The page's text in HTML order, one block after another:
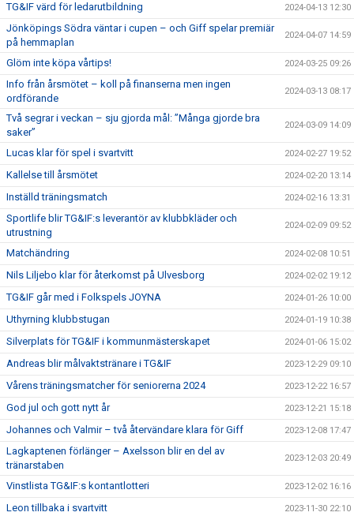
TG&IF värd för ledarutbildning 2024-04-13 12:30
Jönköpings Södra väntar i cupen – och Giff spelar premiär
på hemmaplan
2024-04-07 14:59
Glöm inte köpa vårtips! 2024-03-25 09:26
Info från årsmötet – koll på finanserna men ingen
ordförande
2024-03-13 08:17
Två segrar i veckan – sju gjorda mål: ”Många gjorde bra
saker”
2024-03-09 14:09
Lucas klar för spel i svartvitt 2024-02-27 19:52
Kallelse till årsmötet 2024-02-20 13:14
Inställd träningsmatch 2024-02-16 13:31
Sportlife blir TG&IF:s leverantör av klubbkläder och
utrustning
2024-02-09 09:52
Matchändring 2024-02-08 10:51
Nils Liljebo klar för återkomst på Ulvesborg 2024-02-02 19:12
TG&IF går med i Folkspels JOYNA 2024-01-26 10:00
Uthyrning klubbstugan 2024-01-19 10:38
Silverplats för TG&IF i kommunmästerskapet 2024-01-06 15:02
Andreas blir målvaktstränare i TG&IF 2023-12-29 09:10
Vårens träningsmatcher för seniorerna 2024 2023-12-22 16:57
God jul och gott nytt år 2023-12-21 15:18
Johannes och Valmir – två återvändare klara för Giff 2023-12-08 17:47
Lagkaptenen förlänger – Axelsson blir en del av
tränarstaben
2023-12-03 20:49
Vinstlista TG&IF:s kontantlotteri 2023-12-02 16:16
Leon tillbaka i svartvitt 2023-11-30 22:10